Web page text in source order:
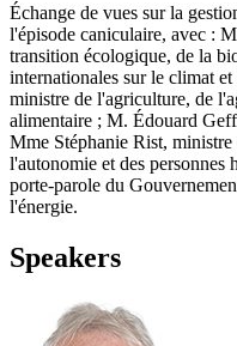
Échange de vues sur la
l'épisode caniculaire, avec :
transition écologique, de la
internationales sur le climat
ministre de l'agriculture, de
alimentaire ; M. Édouard
Mme Stéphanie Rist,
l'autonomie et des personnes
porte-parole du
l'énergie.
Speakers